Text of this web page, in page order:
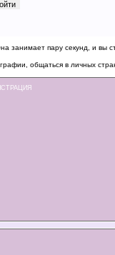
занимает пару секунд, и вы
общаться в личных